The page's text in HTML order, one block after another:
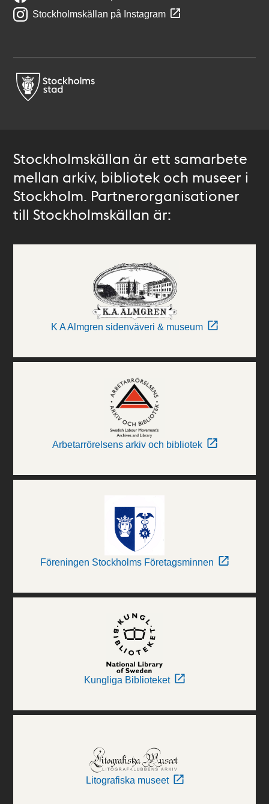
Stockholmskällan på Instagram
Stockholmskällan är ett samarbete
mellan arkiv, bibliotek och museer i
Stockholm. Partnerorganisationer
till Stockholmskällan är:
K A Almgren sidenväveri & museum
Arbetarrörelsens arkiv och bibliotek
Föreningen Stockholms Företagsminnen
Kungliga Biblioteket
Litografiska museet